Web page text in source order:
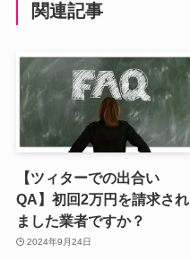
関連記事
【ツィターでの出合い
QA】初回2万円を請求され
ました業者ですか？
2024年9月24日